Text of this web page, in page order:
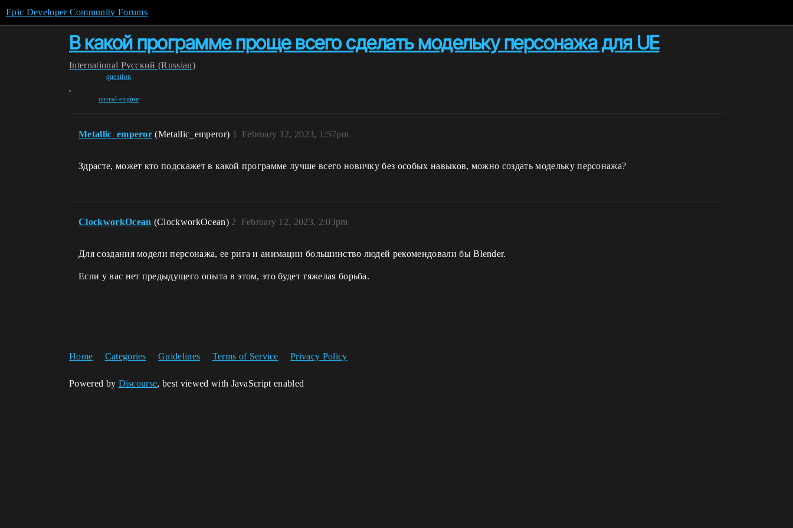
Epic Developer Community Forums
В какой программе проще всего сделать модельку персонажа для UE
International Pусский (Russian)
question
,
unreal-engine
Metallic_emperor (Metallic_emperor) February 12, 2023, 1:57pm
1
Здрасте, может кто подскажет в какой программе лучше всего новичку без особых навыков, можно создать модельку персонажа?
ClockworkOcean (ClockworkOcean) February 12, 2023, 2:03pm
2
Для создания модели персонажа, ее рига и анимации большинство людей рекомендовали бы Blender.
Если у вас нет предыдущего опыта в этом, это будет тяжелая борьба.
Home Categories Guidelines Terms of Service Privacy Policy
Powered by Discourse, best viewed with JavaScript enabled